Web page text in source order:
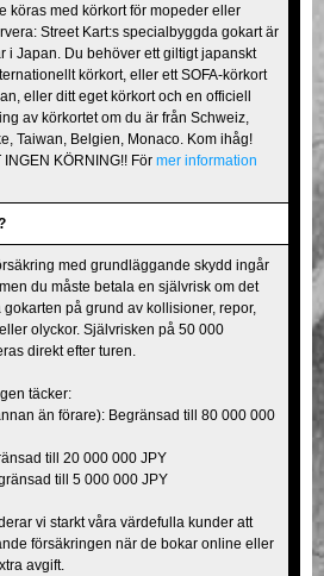
Tokyo Bay
Osaka
köras med körkort för mopeder eller
Street Kart:s specialbyggda gokart är
i Japan. Du behöver ett giltigt japanskt
körkort, eller ett SOFA-körkort
eller ditt eget körkort och en officiell
av körkortet om du är från Schweiz,
Taiwan, Belgien, Monaco. Kom ihåg!
INGEN KÖRNING!! För mer information
med grundläggande skydd ingår
du måste betala en självrisk om det
på grund av kollisioner, repor,
olyckor. Självrisken på 50 000
direkt efter turen.
täcker:
än förare): Begränsad till 80 000 000
till 20 000 000 JPY
till 5 000 000 JPY
vi starkt våra värdefulla kunder att
försäkringen när de bokar online eller
avgift.